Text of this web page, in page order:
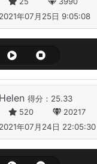
2021年07月25日 9:05:08
Helen 得分：25.33
520 20217
2021年07月24日 22:05:30